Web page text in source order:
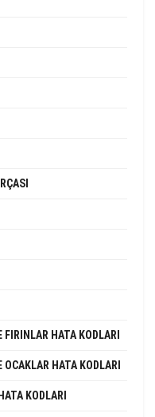
FIRINLAR HATA KODLARI
HATA KODLARI
KODLARI